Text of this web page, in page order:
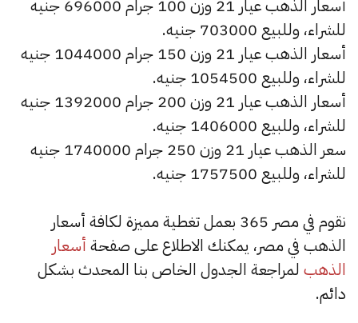
أسعار الذهب عيار 21 وزن 100 جرام 696000 جنيه
للشراء، وللبيع 703000 جنيه.
أسعار الذهب عيار 21 وزن 150 جرام 1044000 جنيه
للشراء، وللبيع 1054500 جنيه.
أسعار الذهب عيار 21 وزن 200 جرام 1392000 جنيه
للشراء، وللبيع 1406000 جنيه.
سعر الذهب عيار 21 وزن 250 جرام 1740000 جنيه
للشراء، وللبيع 1757500 جنيه.
نقوم في مصر 365 بعمل تغطية مميزة لكافة أسعار
الذهب في مصر، يمكنك الاطلاع على صفحة أسعار
الذهب لمراجعة الجدول الخاص بنا المحدث بشكل
دائم.